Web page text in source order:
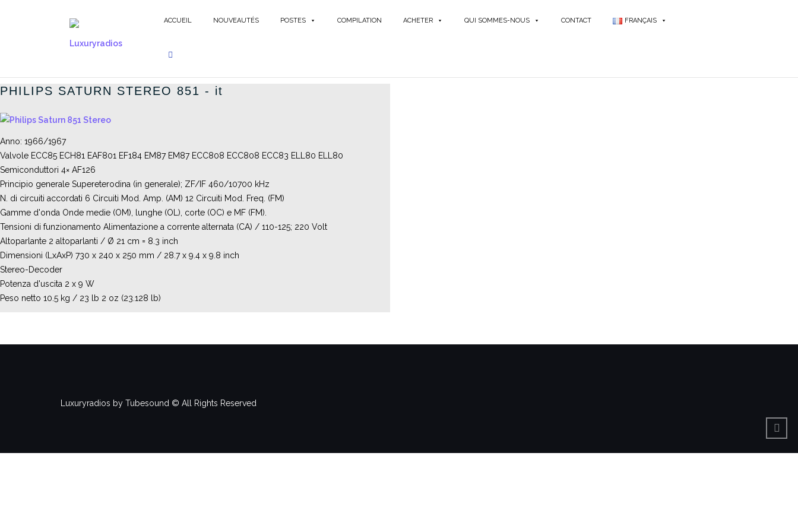
ACCUEIL NOUVEAUTÉS POSTES COMPILATION ACHETER QUI SOMMES-NOUS CONTACT FRANÇAIS
GERMAN RADIOS - FR
PHILIPS SATURN STEREO 851 - it
Anno: 1966/1967
Valvole ECC85 ECH81 EAF801 EF184 EM87 EM87 ECC808 ECC808 ECC83 ELL80 ELL80
Semiconduttori 4× AF126
Principio generale Supereterodina (in generale); ZF/IF 460/10700 kHz
N. di circuiti accordati 6 Circuiti Mod. Amp. (AM) 12 Circuiti Mod. Freq. (FM)
Gamme d'onda Onde medie (OM), lunghe (OL), corte (OC) e MF (FM).
Tensioni di funzionamento Alimentazione a corrente alternata (CA) / 110-125; 220 Volt
Altoparlante 2 altoparlanti / Ø 21 cm = 8.3 inch
Dimensioni (LxAxP) 730 x 240 x 250 mm / 28.7 x 9.4 x 9.8 inch
Stereo-Decoder
Potenza d'uscita 2 x 9 W
Peso netto 10.5 kg / 23 lb 2 oz (23.128 lb)
Luxuryradios by Tubesound © All Rights Reserved